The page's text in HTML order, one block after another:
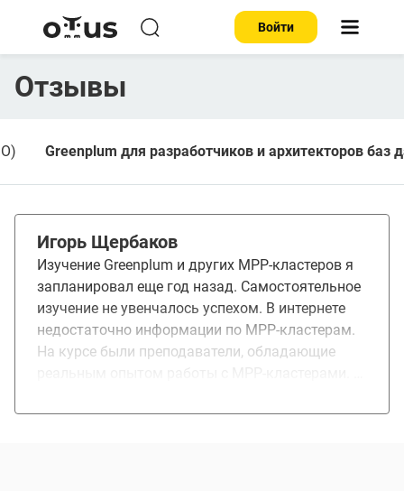
Войти
Отзывы
Greenplum для разработчиков и архитекторов баз
Игорь Щербаков
Изучение Greenplum и других MPP-кластеров я
запланировал еще год назад. Самостоятельное
изучение не увенчалось успехом. В интернете
недостаточно информации по MPP-кластерам.
На курсе были преподаватели, обладающие
отсутствующего в интернете. Кроме того,